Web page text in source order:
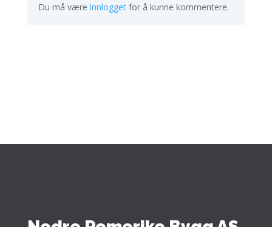
Du må være innloggetfor å kunne kommentere.